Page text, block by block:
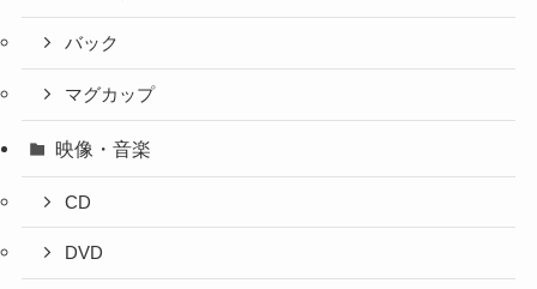
バック
マグカップ
映像・音楽
CD
DVD